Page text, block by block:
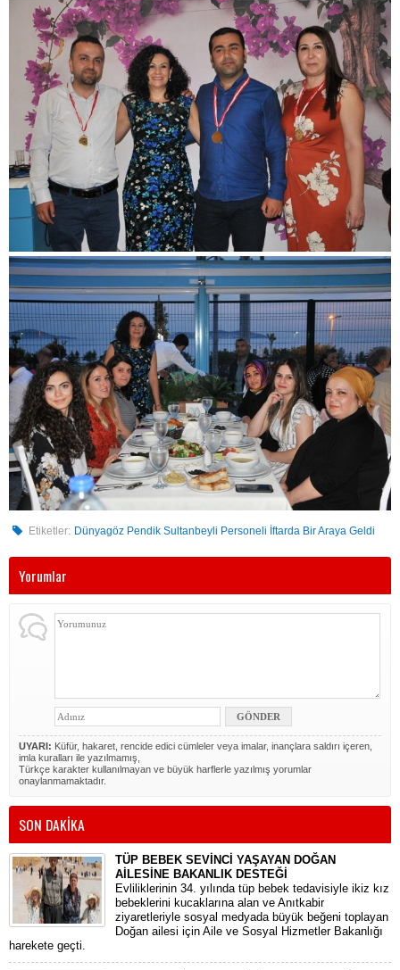
Etiketler: Dünyagöz Pendik Sultanbeyli Personeli İftarda Bir Araya Geldi
Yorumlar
UYARI: Küfür, hakaret, rencide edici cümleler veya imalar, inançlara saldırı içeren,
imla kuralları ile yazılmamış,
Türkçe karakter kullanılmayan ve büyük harflerle yazılmış yorumlar
onaylanmamaktadır.
SON DAKİKA
TÜP BEBEK SEVİNCİ YAŞAYAN DOĞAN
AİLESİNE BAKANLIK DESTEĞİ
​Evliliklerinin 34. yılında tüp bebek tedavisiyle ikiz kız
bebeklerini kucaklarına alan ve Anıtkabir
ziyaretleriyle sosyal medyada büyük beğeni toplayan
Doğan ailesi için Aile ve Sosyal Hizmetler Bakanlığı
harekete geçti.